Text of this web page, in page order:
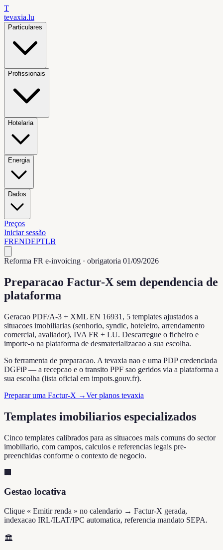
T
tevaxia.lu
Particulares
Profissionais
Hotelaria
Energia
Dados
Preços
Iniciar sessão
FRENDEPTLB
Reforma FR e-invoicing · obrigatoria 01/09/2026
Preparacao Factur-X sem dependencia de
plataforma
Geracao PDF/A-3 + XML EN 16931, 5 templates ajustados a
situacoes imobiliarias (senhorio, syndic, hoteleiro, arrendamento
comercial, avaliador), IVA FR + LU. Descarregue o ficheiro e
importe-o na plataforma de desmaterializacao a sua escolha.
So ferramenta de preparacao. A tevaxia nao e uma PDP credenciada
DGFiP — a recepcao e o transito PPF sao geridos via a plataforma a
sua escolha (lista oficial em impots.gouv.fr).
Preparar uma Factur-X →Ver planos tevaxia
Templates imobiliarios especializados
Cinco templates calibrados para as situacoes mais comuns do sector
imobiliario, com campos, calculos e referencias legais pre-
preenchidas conforme o contexto de negocio.
🏢
Gestao locativa
Clique « Emitir renda » no calendario → Factur-X gerada,
indexacao IRL/ILAT/IPC automatica, referencia mandato SEPA.
🏛️